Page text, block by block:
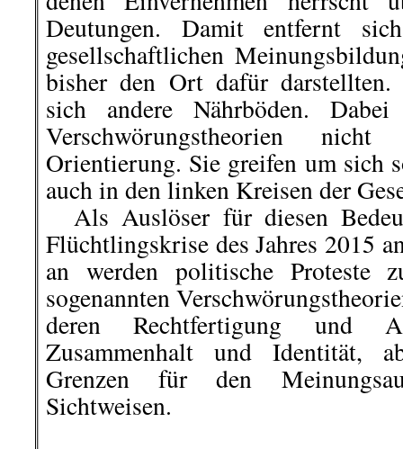
Deutungen. Damit entfernt
gesellschaftlichen
bisher den Ort dafür
sich andere Nährböden.
Verschwörungstheorien
Orientierung. Sie greifen um sich
auch in den linken Kreisen der
Als Auslöser für diesen
Flüchtlingskrise des Jahres 2015
an werden politische Proteste
sogenannten
deren Rechtfertigung und
Zusammenhalt und Identität,
Grenzen für den
Sichtweisen.